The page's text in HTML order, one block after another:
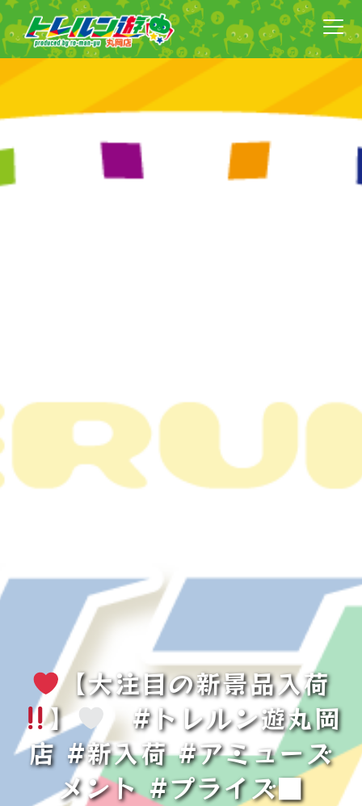
【大注目の新景品入荷
】
#トレルン遊丸岡
店 #新入荷 #アミューズ
メント #プライズ■